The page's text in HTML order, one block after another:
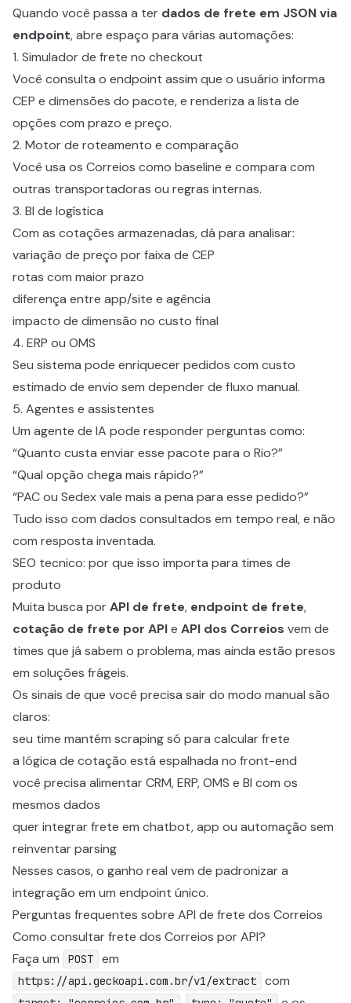
Quando você passa a ter dados de frete em JSON via
endpoint, abre espaço para várias automações:
1. Simulador de frete no checkout
Você consulta o endpoint assim que o usuário informa
CEP e dimensões do pacote, e renderiza a lista de
opções com prazo e preço.
2. Motor de roteamento e comparação
Você usa os Correios como baseline e compara com
outras transportadoras ou regras internas.
3. BI de logística
Com as cotações armazenadas, dá para analisar:
variação de preço por faixa de CEP
rotas com maior prazo
diferença entre app/site e agência
impacto de dimensão no custo final
4. ERP ou OMS
Seu sistema pode enriquecer pedidos com custo
estimado de envio sem depender de fluxo manual.
5. Agentes e assistentes
Um agente de IA pode responder perguntas como:
“Quanto custa enviar esse pacote para o Rio?”
“Qual opção chega mais rápido?”
“PAC ou Sedex vale mais a pena para esse pedido?”
Tudo isso com dados consultados em tempo real, e não
com resposta inventada.
SEO tecnico: por que isso importa para times de
produto
Muita busca porAPI de frete, endpoint de frete,
cotação de frete por APIe API dos Correios vem de
times que já sabem o problema, mas ainda estão presos
em soluções frágeis.
Os sinais de que você precisa sair do modo manual são
claros:
seu time mantém scraping só para calcular frete
a lógica de cotação está espalhada no front-end
você precisa alimentar CRM, ERP, OMS e BI com os
mesmos dados
quer integrar frete em chatbot, app ou automação sem
reinventar parsing
Nesses casos, o ganho real vem de padronizar a
integração em um endpoint único.
Perguntas frequentes sobre API de frete dos Correios
Como consultar frete dos Correios por API?
Faça um
POST em
https://api.geckoapi.com.br/v1/extract com